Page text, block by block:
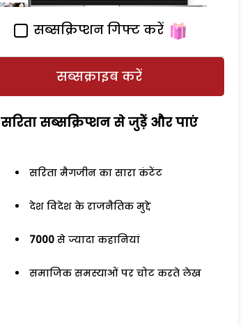
सब्सक्रिप्शन गिफ्ट करें
सब्सक्राइब करें
सरिता सब्सक्रिप्शन से जुड़ेें और पाएं
सरिता मैगजीन का सारा कंटेंट
देश विदेश के राजनैतिक मुद्दे
7000 से ज्यादा कहानियां
समाजिक समस्याओं पर चोट करते लेख